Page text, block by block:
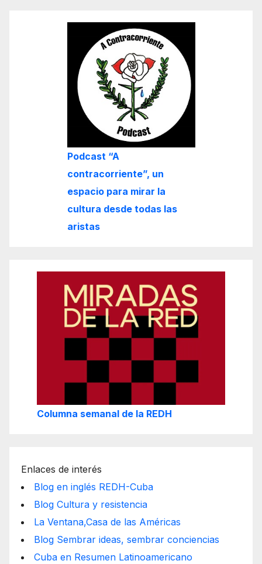
Podcast “A
contracorriente”, un
espacio para mirar la
cultura desde todas las
aristas
Columna semanal de la REDH
Enlaces de interés
Blog en inglés REDH-Cuba
Blog Cultura y resistencia
La Ventana,Casa de las Américas
Blog Sembrar ideas, sembrar conciencias
Cuba en Resumen Latinoamericano